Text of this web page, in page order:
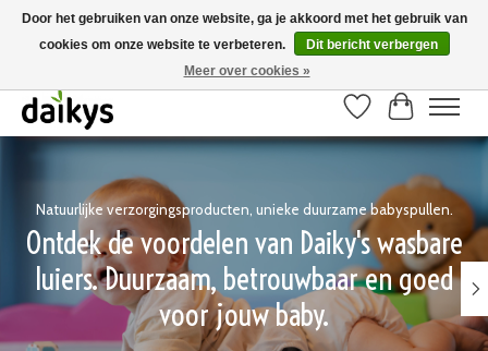
Grote keuze aan producten en snelle verzending! Gratis verzending vanaf 50
Verlanglijst
Hero slideshow items
Natuurlijke verzorgingsproducten, unieke duurzame babyspullen.
Ontdek de voordelen van Daiky's wasbare
luiers. Duurzaam, betrouwbaar en goed
voor jouw baby.
Door het gebruiken van onze website, ga je akkoord met het gebruik van
cookies om onze website te verbeteren.
Dit bericht verbergen
Meer over cookies »